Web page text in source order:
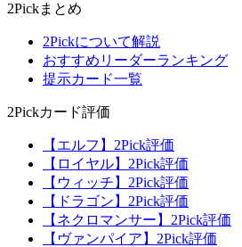
2Pickまとめ
2Pickについて解説
おすすめリーダーランキング
提示カード一覧
2Pickカード評価
【エルフ】2Pick評価
【ロイヤル】2Pick評価
【ウィッチ】2Pick評価
【ドラゴン】2Pick評価
【ネクロマンサー】2Pick評価
【ヴァンパイア】2Pick評価